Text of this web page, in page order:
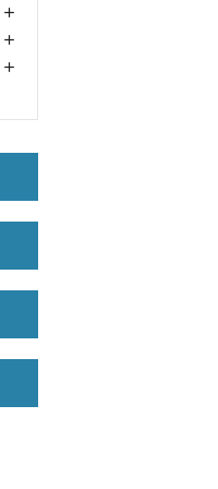


